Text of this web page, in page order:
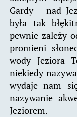
Gardy – nad
była tak
pewnie zależy
promieni
wody Jeziora
niekiedy
wydaje nam
nazywanie
Jeziorem.